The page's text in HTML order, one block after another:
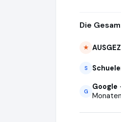
Die
★
S
G Google